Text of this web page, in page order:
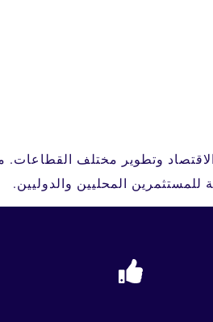
بفضل رؤيتها الطموحة 2030، التي تهدف إلى تنويع الاقتصاد وتطوير
للمستثمرين المحليين والدوليين.